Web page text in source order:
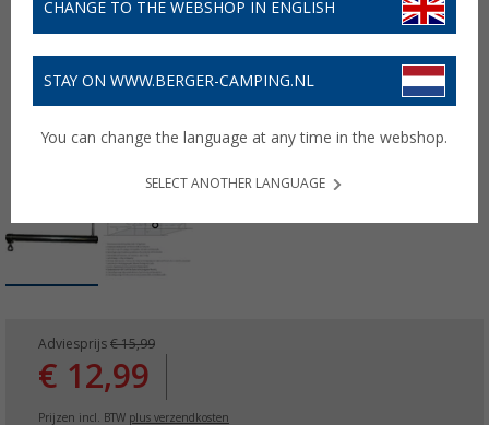
Adviesprijs € 15,99
€ 12,99
Prijzen incl. BTW plus verzendkosten
CHANGE TO THE WEBSHOP IN ENGLISH
STAY ON WWW.BERGER-CAMPING.NL
You can change the language at any time in the webshop.
SELECT ANOTHER LANGUAGE